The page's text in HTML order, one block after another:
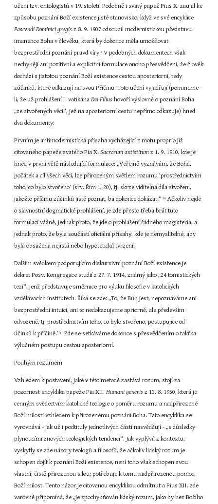
učení tzv. ontologistů v 19. století. Podobně i svatý papež Pius X. zaujal ke
Pascendi Dominici gregis z 8. 9. 1907 odsoudil modernistickou představu
imanence Boha v člověku, která by dokonce měla umožňovat
bezprostřední poznání pravd víry.9 V podobných dokumentech však
nechybějí ani pozitivní a explicitní formulace onoho přesvědčení, že člověk
dochází s jistotou poznání Boží existence cestou aposteriorní, tedy
zúčinků, které odkazují na svou Příčinu. Toto učení vyjadřují (pomineme-
li, že už prohlášení I. vatikána Dei Filius hovoří výslovně o poznání Boha
„ze stvořených věcí“, jež na aposteriorní cestu nepřímo odkazuje) hned
dva dokumenty:
Prvním je antimodernistická přísaha vycházející z motu proprio již
citovaného papeže svatého Pia X. Sacrorum antistitum z 1. 9. 1910, kde je
hned v první větě následující formulace: „Veřejně vyznávám, že Boha,
počátek a cíl všech věcí, lze přirozeným světlem rozumu ’prostřednictvím
toho, co bylo stvořeno’ (srv. Řím 1, 20), tj. skrze viditelná díla stvoření,
jakožto příčinu zúčinků jistě poznat, ba dokonce dokázat.“ 10 Ačkoliv nejde
o slavnostní dogmatické prohlášení, je zde přesto třeba brát tuto
formulaci vážně, jednak proto, že jde o prohlášení řádného magisteria, a
jednak proto, že byla součástí oficiální přísahy, kde je nemyslitelné, aby
byla obsažena nejistá nebo hypotetická tvrzení.
Dalším svědkem podporujícím diskursivní poznání Boží existence je
dekret Posv. Kongregace studií z 27. 7. 1914, známý jako „24 tomistických
tezí“, jenž představuje směrnice pro výuku filosofie v katolických
vzdělávacích institutech. Říká se zde: „To, že Bůh jest, nepoznáváme ani
bezprostřední intuicí, ani to nedokazujeme apriorně, ale především
odvozeně, tj. prostřednictvím toho, co bylo stvořeno, postupujíce od
účinků k příčině.“11 Zde se setkáváme dokonce s přesvědčením o takřka
výlučném postupu cestou aposteriorní.
Pouhým rozumem
Vzhledem k postavení, jaké v této metodě zastává rozum, stojí za
pozornost encyklika papeže Pia XII. Humani generis z 12. 8. 1950, která je
cenným svědectvím katolické teologie o poměru rozumu a nadpřirozené
Boží milosti vzhledem k přirozenému poznání Boha. Tato encyklika se
vyrovnává - jak už i podtituly jednotlivých částí nasvědčují - „s důsledky
plynoucími znových teologických tendencí“. Jak vyplývá z kontextu,
vyskytly se zde názory teologů a filosofů, že ačkoliv lidský rozum je
schopen dojít k poznání Boží existence, není toho však schopen svou
vlastní, čistě přirozenou silou; potřebuje k tomu nadpřirozenou pomoc,
Boží milost. Tento názor je citovanou encyklikou odmítnut a Pius XII. zde
varovně připomíná, že „je zpochybňován lidský rozum, jako by bez Božího